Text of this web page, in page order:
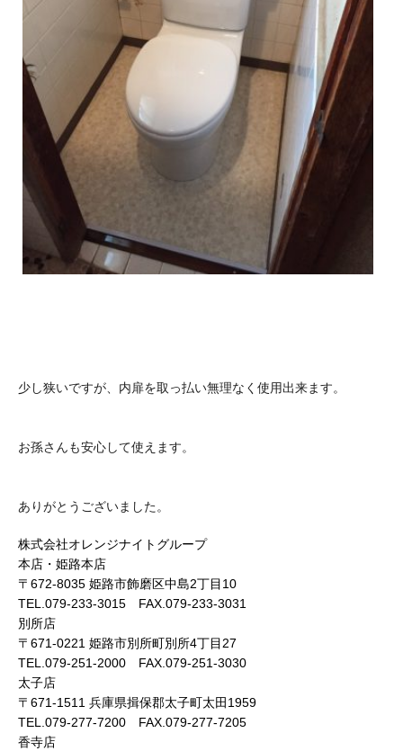
少し狭いですが、内扉を取っ払い無理なく使用出来ます。
お孫さんも安心して使えます。
ありがとうございました。
株式会社オレンジナイトグループ
本店・姫路本店
〒672-8035 姫路市飾磨区中島2丁目10
TEL.079-233-3015 FAX.079-233-3031
別所店
〒671-0221 姫路市別所町別所4丁目27
TEL.079-251-2000 FAX.079-251-3030
太子店
〒671-1511 兵庫県揖保郡太子町太田1959
TEL.079-277-7200 FAX.079-277-7205
香寺店